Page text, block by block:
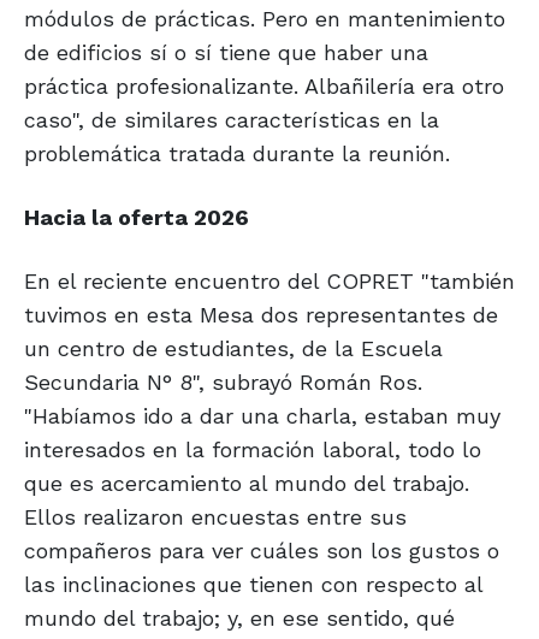
módulos de prácticas. Pero en mantenimiento
de edificios sí o sí tiene que haber una
práctica profesionalizante. Albañilería era otro
caso", de similares características en la
problemática tratada durante la reunión.
Hacia la oferta 2026
En el reciente encuentro del COPRET "también
tuvimos en esta Mesa dos representantes de
un centro de estudiantes, de la Escuela
Secundaria N° 8", subrayó Román Ros.
"Habíamos ido a dar una charla, estaban muy
interesados en la formación laboral, todo lo
que es acercamiento al mundo del trabajo.
Ellos realizaron encuestas entre sus
compañeros para ver cuáles son los gustos o
las inclinaciones que tienen con respecto al
mundo del trabajo; y, en ese sentido, qué